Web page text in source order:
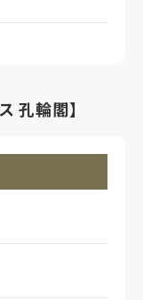
孔輪閣】